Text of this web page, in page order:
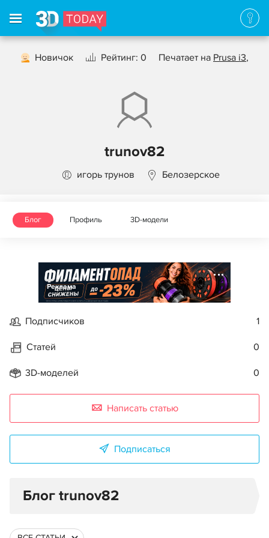
Новичок Рейтинг: 0 Печатает на Prusa i3,
trunov82
игорь трунов Белозерское
Блог Профиль 3D-модели
Реклама
Подписчиков 1
Статей 0
3D-моделей 0
Написать статью
Подписаться
Блог trunov82